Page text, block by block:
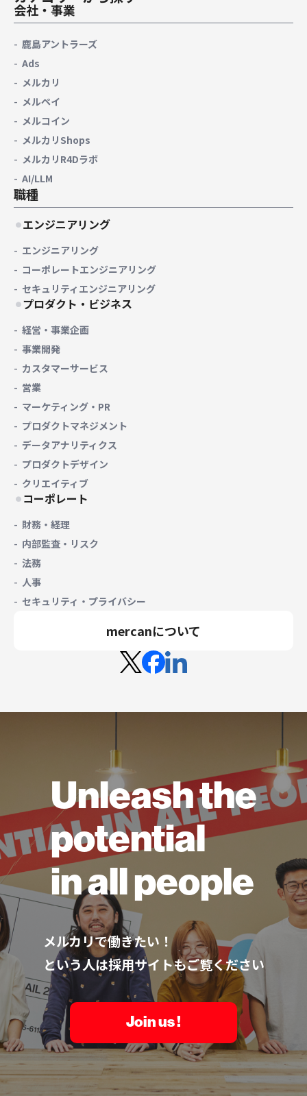
会社・事業
鹿島アントラーズ
Ads
メルカリ
メルペイ
メルコイン
メルカリShops
メルカリR4Dラボ
AI/LLM
職種
エンジニアリング
エンジニアリング
コーポレートエンジニアリング
セキュリティエンジニアリング
プロダクト・ビジネス
経営・事業企画
事業開発
カスタマーサービス
営業
マーケティング・PR
プロダクトマネジメント
データアナリティクス
プロダクトデザイン
クリエイティブ
コーポレート
財務・経理
内部監査・リスク
法務
人事
セキュリティ・プライバシー
mercanについて
Unleash the
potential
in all people
メルカリで働きたい！
という人は採用サイトもご覧ください
Join us !